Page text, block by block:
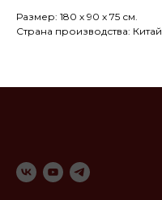
Размер: 180 х 90 х 75 см.
Страна производства: Китай